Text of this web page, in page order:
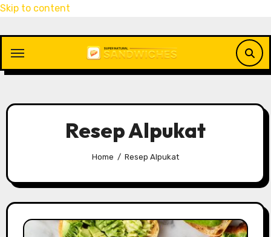
Skip to content
Resep Alpukat
Home Resep Alpukat